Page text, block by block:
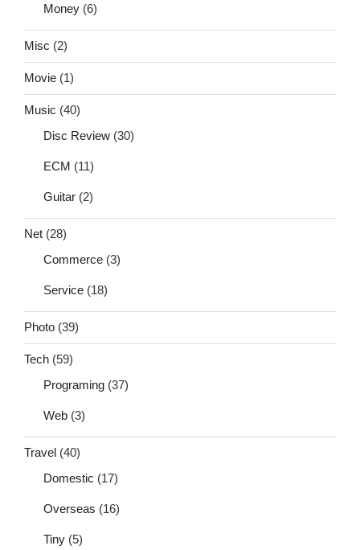
Money (6)
Misc (2)
Movie (1)
Music (40)
Disc Review (30)
ECM (11)
Guitar (2)
Net (28)
Commerce (3)
Service (18)
Photo (39)
Tech (59)
Programing (37)
Web (3)
Travel (40)
Domestic (17)
Overseas (16)
Tiny (5)